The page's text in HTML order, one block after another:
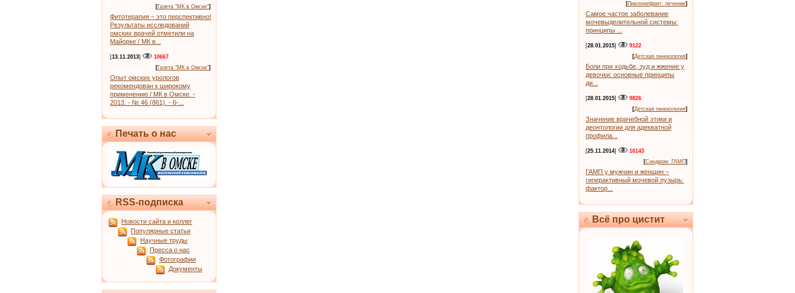
[Газета "МК в Омске"]
Фитотерапия – это перспективно!
Результаты исследований
омских врачей отметили на
Майорке / МК в...
[13.11.2013]
10667
[Газета "МК в Омске"]
Опыт омских урологов
рекомендован к широкому
применению / МК в Омске. -
2013. - № 46 (861). - 6-...
Печать о нас
RSS-подписка
Новости сайта и коллег
Популярные статьи
Научные труды
Пресса о нас
Фотографии
Документы
[Пиелонефрит: лечение]
Самое частое заболевание
мочевыделительной системы:
принципы ...
[28.01.2015]
9122
[Детская гинекология]
Боли при ходьбе, зуд и жжение у
девочки: основные принципы
ди...
[28.01.2015]
9826
[Детская гинекология]
Значение врачебной этики и
деонтологии для адекватной
профила...
[25.11.2014]
16143
[Синдром: ГАМП]
ГАМП у мужчин и женщин –
гиперактивный мочевой пузырь:
фактор...
Всё про цистит